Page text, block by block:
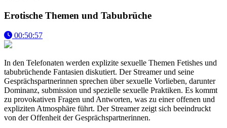
Erotische Themen und Tabubrüche
00:50:57
In den Telefonaten werden explizite sexuelle Themen Fetishes und
tabubrüchende Fantasien diskutiert. Der Streamer und seine
Gesprächspartnerinnen sprechen über sexuelle Vorlieben, darunter
Dominanz, submission und spezielle sexuelle Praktiken. Es kommt
zu provokativen Fragen und Antworten, was zu einer offenen und
expliziten Atmosphäre führt. Der Streamer zeigt sich beeindruckt
von der Offenheit der Gesprächspartnerinnen.